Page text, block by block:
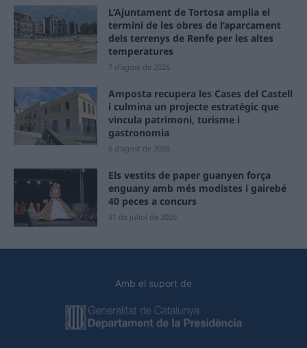
L’Ajuntament de Tortosa amplia el
termini de les obres de l’aparcament
dels terrenys de Renfe per les altes
temperatures
7 d'agost de 2026
Amposta recupera les Cases del Castell
i culmina un projecte estratègic que
vincula patrimoni, turisme i
gastronomia
6 d'agost de 2026
Els vestits de paper guanyen força
enguany amb més modistes i gairebé
40 peces a concurs
31 de juliol de 2026
Amb el suport de